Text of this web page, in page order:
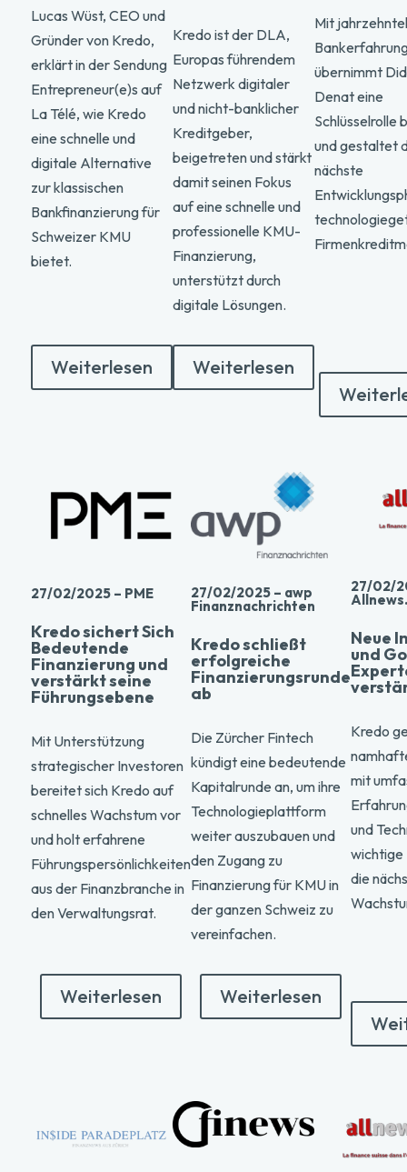
Lucas Wüst, CEO und
Gründer von Kredo,
erklärt in der Sendung
Entrepreneur(e)s auf
La Télé, wie Kredo
eine schnelle und
digitale Alternative
zur klassischen
Bankfinanzierung für
Schweizer KMU
bietet.
Weiterlesen
Kredo ist der DLA,
Europas führendem
Netzwerk digitaler
und nicht-banklicher
Kreditgeber,
beigetreten und stärkt
damit seinen Fokus
auf eine schnelle und
professionelle KMU-
Finanzierung,
unterstützt durch
digitale Lösungen.
Weiterlesen
Mit
übernimmt
Denat eine
Schlüsselrolle
und gestaltet
nächste
27/02/2025 – PME
Kredo sichert Sich
Bedeutende
Finanzierung und
verstärkt seine
Führungsebene
Mit Unterstützung
strategischer Investoren
bereitet sich Kredo auf
schnelles Wachstum vor
und holt erfahrene
Führungspersönlichkeiten
aus der Finanzbranche in
den Verwaltungsrat.
Weiterlesen
27/02/2025 – awp
Finanznachrichten
Kredo schließt
erfolgreiche
Finanzierungsrunde
ab
Die Zürcher Fintech
kündigt eine bedeutende
Kapitalrunde an, um ihre
Technologieplattform
weiter auszubauen und
den Zugang zu
Finanzierung für KMU in
der ganzen Schweiz zu
vereinfachen.
Weiterlesen
27/02/
Neue
und
Kredo
mit
und
wichtige
die